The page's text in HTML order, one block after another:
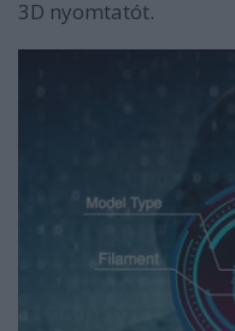
3D nyomtatót.